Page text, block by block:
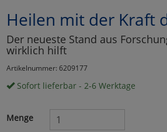
Heilen mit der Kraft
Der neueste Stand aus
wirklich hilft
Artikelnummer: 6209177
Sofort lieferbar - 2-6 Werktage
Menge
Marketing
Umfragetools